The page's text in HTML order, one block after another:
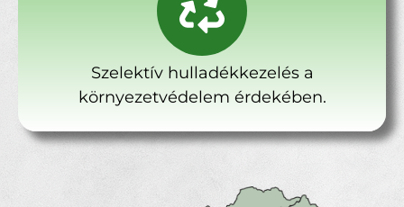
Szelektív hulladékkezelés a
környezetvédelem érdekében.